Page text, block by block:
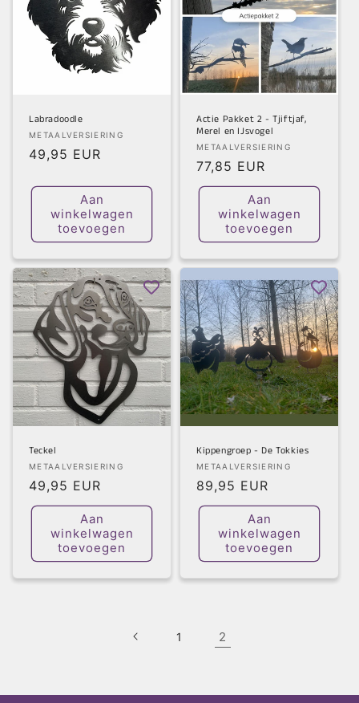
Labradoodle
Verkoper:
METAALVERSIERING
Normale
49,95 EUR
Aan
winkelwagen
toevoegen
Actie Pakket 2 - Tjiftjaf,
Merel en IJsvogel
Verkoper:
METAALVERSIERING
Normale
prijs
77,85 EUR
Aan
winkelwagen
toevoegen
Teckel
Verkoper:
METAALVERSIERING
Normale
prijs
49,95 EUR
Aan
winkelwagen
toevoegen
Kippengroep - De Tokkies
Verkoper:
METAALVERSIERING
Normale
prijs
89,95 EUR
Aan
winkelwagen
toevoegen
1 2